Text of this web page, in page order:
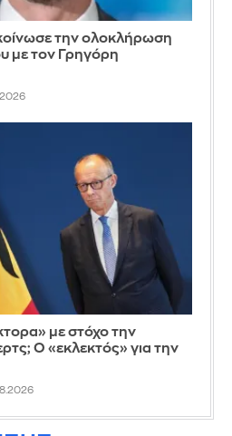
την ολοκλήρωση
με τον Γρηγόρη
με στόχο την
Ο «εκλεκτός» για την